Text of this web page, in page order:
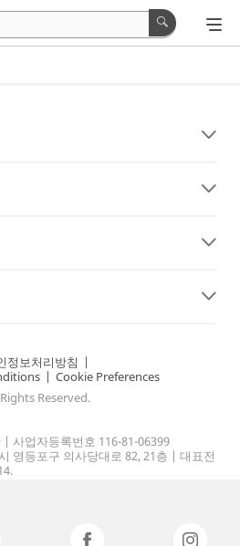
정보처리방침 |
| Cookie Preferences
Reserved.
사업자등록번호 116-81-06399
영등포구 의사당대로 82, 21층 | 대표전